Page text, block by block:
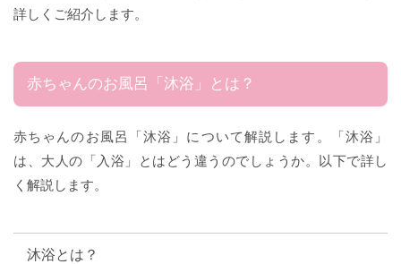
詳しくご紹介します。
赤ちゃんのお風呂「沐浴」とは？
赤ちゃんのお風呂「沐浴」について解説します。「沐浴」
は、大人の「入浴」とはどう違うのでしょうか。以下で詳し
く解説します。
沐浴とは？